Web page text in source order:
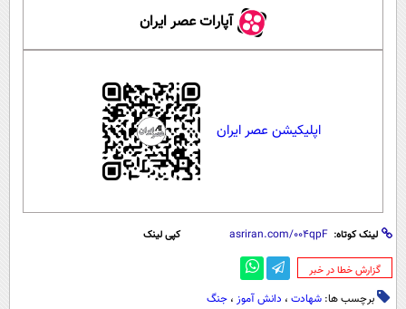
آپارات عصر ایران
اپلیکیشن عصر ایران
لینک کوتاه: کپی لینک
‌گزارش خطا در خبر
برچسب ها: شهادت ، دانش آموز ، جنگ